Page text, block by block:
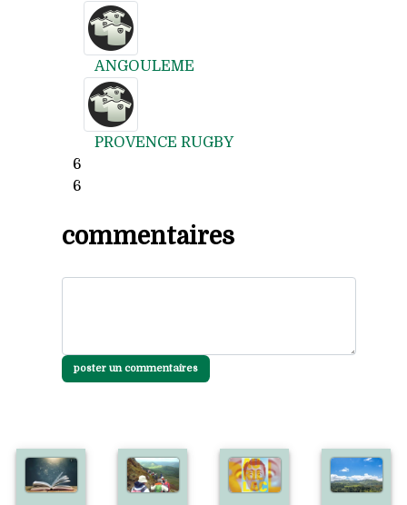
ANGOULEME
PROVENCE RUGBY
6
6
commentaires
poster un commentaires